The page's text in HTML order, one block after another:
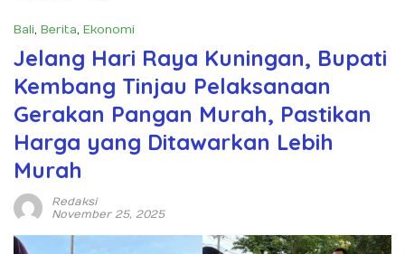
Bali, Berita, Ekonomi
Jelang Hari Raya Kuningan, Bupati
Kembang Tinjau Pelaksanaan
Gerakan Pangan Murah, Pastikan
Harga yang Ditawarkan Lebih
Murah
Redaksi
November 25, 2025